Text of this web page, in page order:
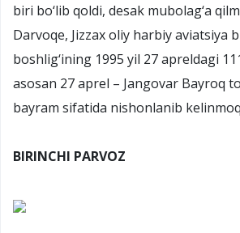
biri bo‘lib qoldi, desak mubolag‘a
Darvoqe, Jizzax oliy harbiy aviatsiya
boshlig‘ining 1995 yil 27 apreldagi
asosan 27 aprel – Jangovar Bayroq
bayram sifatida nishonlanib
BIRINCHI PARVOZ